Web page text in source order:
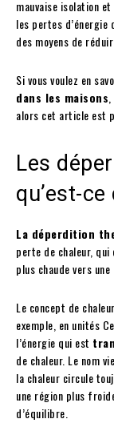
mauvaise isolation
les pertes d’énergie
des moyens de
Si vous voulez en
dans les maisons
alors cet article est
Les
qu’est-ce
La déperdition
perte de chaleur,
plus chaude vers
Le concept de
exemple, en unités
l’énergie qui est
de chaleur. Le nom
la chaleur circule
une région plus
d’équilibre.